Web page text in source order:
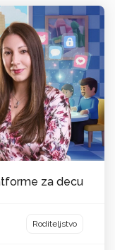
za decu
Roditeljstvo